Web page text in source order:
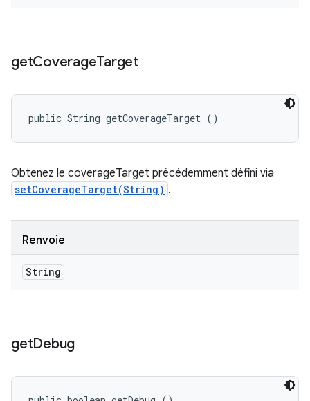
getCoverageTarget
public String getCoverageTarget ()
Obtenez le coverageTarget précédemment défini via
setCoverageTarget(String) .
Renvoie
String
getDebug